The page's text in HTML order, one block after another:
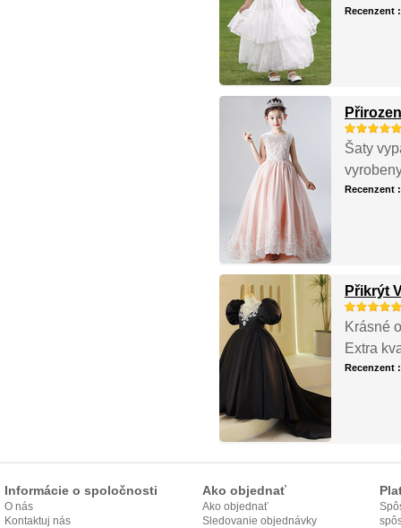
Recenzent
Šaty
Recenzent
Přikrýt
Krásné
Extra
Recenzent
Informácie o spoločnosti
O nás
Kontaktuj nás
Ako objednať
Ako objednať
Sledovanie objednávky